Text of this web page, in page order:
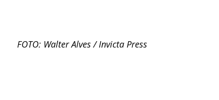
FOTO: Walter Alves / Invicta Press